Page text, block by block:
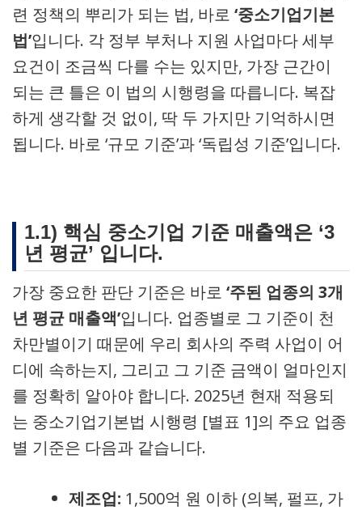
련 정책의 뿌리가 되는 법, 바로 ‘중소기업기본
법’입니다. 각 정부 부처나 지원 사업마다 세부
요건이 조금씩 다를 수는 있지만, 가장 근간이
되는 큰 틀은 이 법의 시행령을 따릅니다. 복잡
하게 생각할 것 없이, 딱 두 가지만 기억하시면
됩니다. 바로 ‘규모 기준’과 ‘독립성 기준’입니다.
1.1) 핵심 중소기업 기준 매출액은 ‘3
년 평균’ 입니다.
가장 중요한 판단 기준은 바로 ‘주된 업종의 3개
년 평균 매출액’입니다. 업종별로 그 기준이 천
차만별이기 때문에 우리 회사의 주력 사업이 어
디에 속하는지, 그리고 그 기준 금액이 얼마인지
를 정확히 알아야 합니다. 2025년 현재 적용되
는 중소기업기본법 시행령 [별표 1]의 주요 업종
별 기준은 다음과 같습니다.
제조업: 1,500억 원 이하 (의복, 펄프, 가